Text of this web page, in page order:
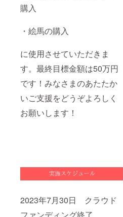
購入
・絵馬の購入
に使用させていただきま
す。最終目標金額は50万円
です！みなさまのあたたか
いご支援をどうぞよろしく
お願いします！
2023年7月30日 クラウド
ファンディング終了